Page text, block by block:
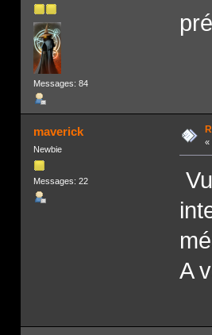
Messages: 84
maverick
Newbie
Messages: 22
«
A